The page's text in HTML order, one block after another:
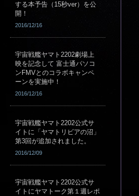
する本予告（15秒ver）を公
開！
2016/12/16
宇宙戦艦ヤマト2202劇場上
映を記念して 富士通パソコ
ンFMVとのコラボキャンペ
ーンを実施中！
2016/12/16
宇宙戦艦ヤマト2202公式サ
イトに「ヤマトリビアの沼」
第3回が追加されました。
2016/12/09
宇宙戦艦ヤマト2202公式サ
イトにヤマトーク第１週レポ